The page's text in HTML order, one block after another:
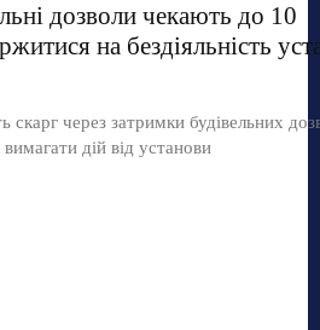
дозволи чекають до 10
на бездіяльність
скарг через затримки будівельних
дій від установи